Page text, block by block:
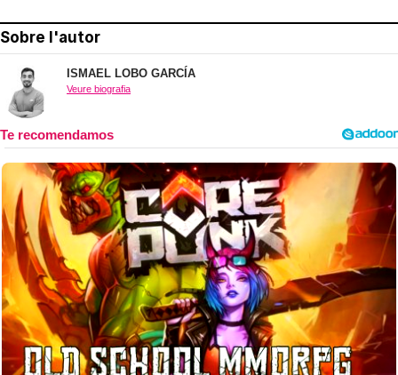
Sobre l'autor
ISMAEL LOBO GARCÍA
Veure biografia